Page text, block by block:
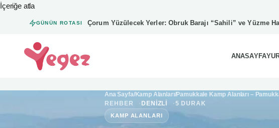
İçeriğe atla
GÜNÜN ROTASI Çorum Yüzülecek Yerler: Obruk Barajı “Sahili” ve Yüzme
Ye Gez — Ana sayfa ANASAYFA
Ana Sayfa/Kamp Alanları/Pamukkale Kamp Alanları –
REHBER DENIZLI 5 DURAK
KAMP ALANLARI